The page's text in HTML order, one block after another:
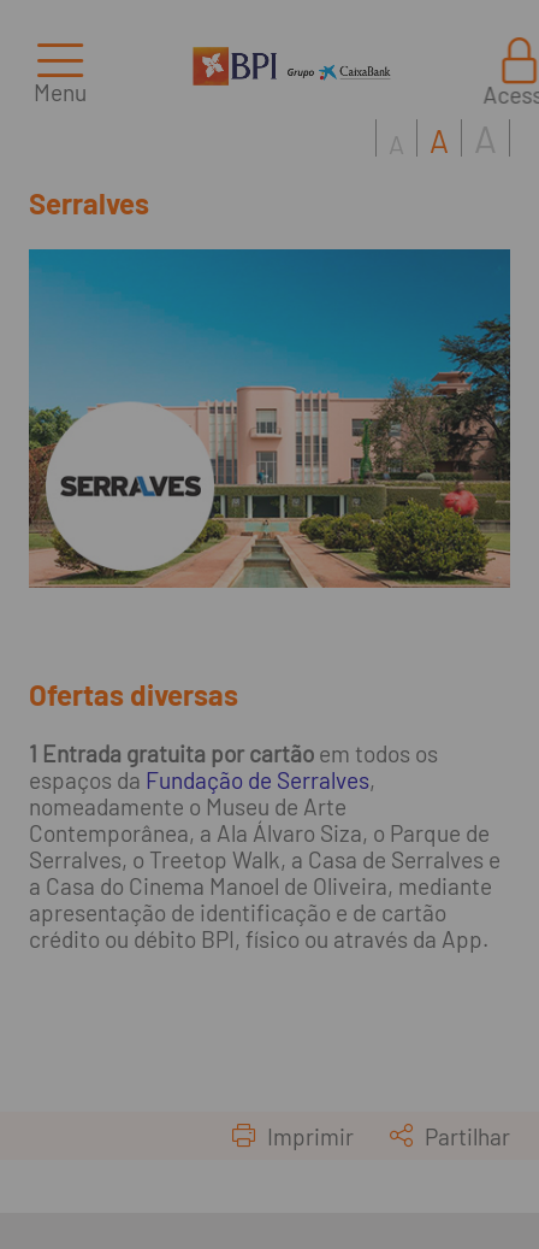
Menu
Serralves
A A A
Ofertas diversas
1 Entrada gratuita por cartãoem todos os
espaços da Fundação de Serralves,
nomeadamente o Museu de Arte
Contemporânea, a Ala Álvaro Siza, o Parque de
Serralves, o Treetop Walk, a Casa de Serralves e
a Casa do Cinema Manoel de Oliveira, mediante
apresentação de identificação e de cartão
crédito ou débito BPI, físico ou através da App.
Imprimir Partilhar